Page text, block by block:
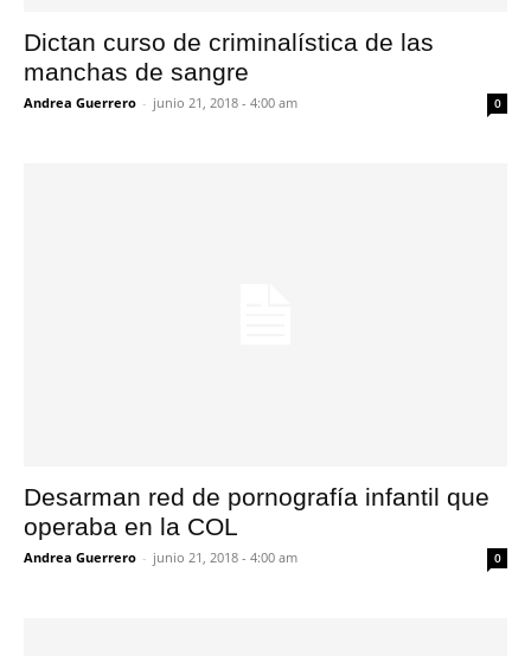
Dictan curso de criminalística de las
manchas de sangre
Andrea Guerrero - junio 21, 2018 - 4:00 am 0
Desarman red de pornografía infantil que
operaba en la COL
Andrea Guerrero - junio 21, 2018 - 4:00 am 0